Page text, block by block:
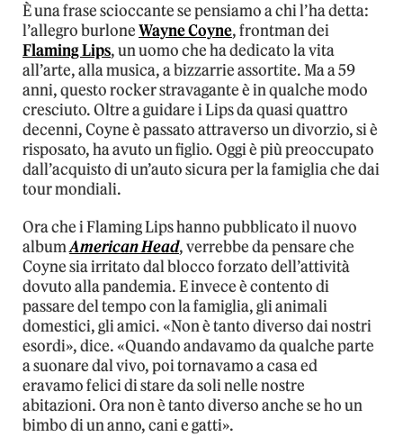
È una frase scioccante se pensiamo a chi l’ha detta:
l’allegro burloneWayne Coyne, frontman dei
Flaming Lips, un uomo che ha dedicato la vita
all’arte, alla musica, a bizzarrie assortite. Ma a 59
anni, questo rocker stravagante è in qualche modo
cresciuto. Oltre a guidare i Lips da quasi quattro
decenni, Coyne è passato attraverso un divorzio, si è
risposato, ha avuto un figlio. Oggi è più preoccupato
dall’acquisto di un’auto sicura per la famiglia che dai
tour mondiali.
Ora che i Flaming Lips hanno pubblicato il nuovo
albumAmerican Head, verrebbe da pensare che
Coyne sia irritato dal blocco forzato dell’attività
dovuto alla pandemia. E invece è contento di
passare del tempo con la famiglia, gli animali
domestici, gli amici. «Non è tanto diverso dai nostri
esordi», dice. «Quando andavamo da qualche parte
a suonare dal vivo, poi tornavamo a casa ed
eravamo felici di stare da soli nelle nostre
abitazioni. Ora non è tanto diverso anche se ho un
bimbo di un anno, cani e gatti».